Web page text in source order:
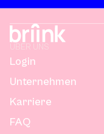
ÜBER UNS
Login
Unternehmen
Karriere
FAQ